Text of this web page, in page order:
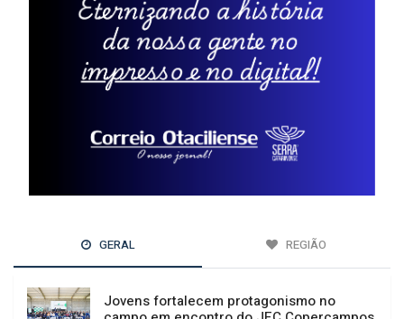
GERAL REGIÃO
Jovens fortalecem protagonismo no